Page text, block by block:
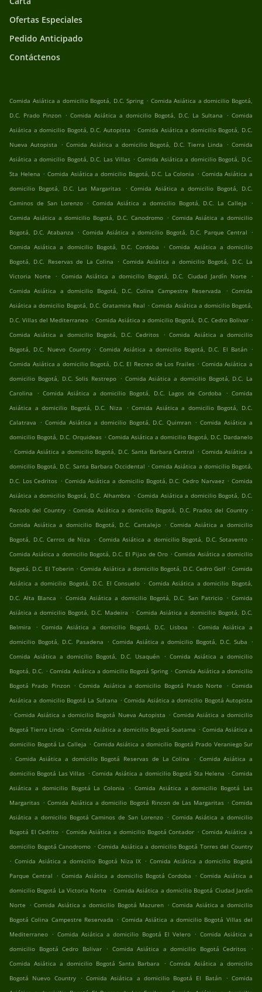
Ofertas Especiales
Pedido Anticipado
Contáctenos
Comida Asiática a domicilio Bogotá, D.C. Spring . Comida Asiática a domicilio Bogotá,
D.C. Prado Pinzon . Comida Asiática a domicilio Bogotá, D.C. La Sultana . Comida
Asiática a domicilio Bogotá, D.C. Autopista . Comida Asiática a domicilio Bogotá, D.C.
Nueva Autopista . Comida Asiática a domicilio Bogotá, D.C. Tierra Linda . Comida
Asiática a domicilio Bogotá, D.C. Las Villas . Comida Asiática a domicilio Bogotá, D.C.
Sta Helena . Comida Asiática a domicilio Bogotá, D.C. La Colonia . Comida Asiática a
domicilio Bogotá, D.C. Las Margaritas . Comida Asiática a domicilio Bogotá, D.C.
Caminos de San Lorenzo . Comida Asiática a domicilio Bogotá, D.C. La Calleja
.
Comida Asiática a domicilio Bogotá, D.C. Canodromo . Comida Asiática a domicilio
Bogotá, D.C. Atabanza . Comida Asiática a domicilio Bogotá, D.C. Parque Central .
Comida Asiática a domicilio Bogotá, D.C. Cordoba
. Comida Asiática a domicilio
Bogotá, D.C. Reservas de La Colina . Comida Asiática a domicilio Bogotá, D.C. La
Victoria Norte
. Comida Asiática a domicilio Bogotá, D.C. Ciudad Jardín Norte
.
Comida Asiática a domicilio Bogotá, D.C. Colina Campestre Reservada
. Comida
Asiática a domicilio Bogotá, D.C. Gratamira Real . Comida Asiática a domicilio Bogotá,
D.C. Villas del Mediterraneo . Comida Asiática a domicilio Bogotá, D.C. Cedro Bolivar .
Comida Asiática a domicilio Bogotá, D.C. Cedritos . Comida Asiática a domicilio
Bogotá, D.C. Nuevo Country . Comida Asiática a domicilio Bogotá, D.C. El Batán .
Comida Asiática a domicilio Bogotá, D.C. El Recreo de Los Frailes . Comida Asiática a
domicilio Bogotá, D.C. Solis Restrepo . Comida Asiática a domicilio Bogotá, D.C. La
Carolina
. Comida Asiática a domicilio Bogotá, D.C. Lagos de Cordoba . Comida
Asiática a domicilio Bogotá, D.C. Niza
. Comida Asiática a domicilio Bogotá, D.C.
Calatrava . Comida Asiática a domicilio Bogotá, D.C. Quimran . Comida Asiática a
domicilio Bogotá, D.C. Orquideas . Comida Asiática a domicilio Bogotá, D.C. Dardanelo
. Comida Asiática a domicilio Bogotá, D.C. Santa Barbara Central . Comida Asiática a
domicilio Bogotá, D.C. Santa Barbara Occidental . Comida Asiática a domicilio Bogotá,
D.C. Los Cedritos . Comida Asiática a domicilio Bogotá, D.C. Cedro Narvaez . Comida
Asiática a domicilio Bogotá, D.C. Alhambra . Comida Asiática a domicilio Bogotá, D.C.
Recodo del Country . Comida Asiática a domicilio Bogotá, D.C. Prados del Country .
Comida Asiática a domicilio Bogotá, D.C. Cantalejo . Comida Asiática a domicilio
Bogotá, D.C. Cerros de Niza . Comida Asiática a domicilio Bogotá, D.C. Sotavento .
Comida Asiática a domicilio Bogotá, D.C. El Pijao de Oro . Comida Asiática a domicilio
Bogotá, D.C. El Toberin . Comida Asiática a domicilio Bogotá, D.C. Cedro Golf . Comida
Asiática a domicilio Bogotá, D.C. El Consuelo . Comida Asiática a domicilio Bogotá,
D.C. Alta Blanca
. Comida Asiática a domicilio Bogotá, D.C. San Patricio . Comida
Asiática a domicilio Bogotá, D.C. Madeira . Comida Asiática a domicilio Bogotá, D.C.
Belmira
. Comida Asiática a domicilio Bogotá, D.C. Lisboa . Comida Asiática a
domicilio Bogotá, D.C. Pasadena . Comida Asiática a domicilio Bogotá, D.C. Suba .
Comida Asiática a domicilio Bogotá, D.C. Usaquén . Comida Asiática a domicilio
Bogotá, D.C. . Comida Asiática a domicilio Bogotá Spring . Comida Asiática a domicilio
Bogotá Prado Pinzon . Comida Asiática a domicilio Bogotá Prado Norte . Comida
Asiática a domicilio Bogotá La Sultana . Comida Asiática a domicilio Bogotá Autopista
. Comida Asiática a domicilio Bogotá Nueva Autopista . Comida Asiática a domicilio
Bogotá Tierra Linda . Comida Asiática a domicilio Bogotá Soatama . Comida Asiática a
domicilio Bogotá La Calleja . Comida Asiática a domicilio Bogotá Prado Veraniego Sur
. Comida Asiática a domicilio Bogotá Reservas de La Colina . Comida Asiática a
domicilio Bogotá Las Villas . Comida Asiática a domicilio Bogotá Sta Helena . Comida
Asiática a domicilio Bogotá La Colonia
. Comida Asiática a domicilio Bogotá Las
Margaritas . Comida Asiática a domicilio Bogotá Rincon de Las Margaritas . Comida
Asiática a domicilio Bogotá Caminos de San Lorenzo . Comida Asiática a domicilio
Bogotá El Cedrito . Comida Asiática a domicilio Bogotá Contador . Comida Asiática a
domicilio Bogotá Canodromo . Comida Asiática a domicilio Bogotá Torres del Country
. Comida Asiática a domicilio Bogotá Niza IX . Comida Asiática a domicilio Bogotá
Parque Central . Comida Asiática a domicilio Bogotá Cordoba . Comida Asiática a
domicilio Bogotá La Victoria Norte . Comida Asiática a domicilio Bogotá Ciudad Jardín
Norte . Comida Asiática a domicilio Bogotá Mazuren . Comida Asiática a domicilio
Bogotá Colina Campestre Reservada . Comida Asiática a domicilio Bogotá Villas del
Mediterraneo . Comida Asiática a domicilio Bogotá El Velero . Comida Asiática a
domicilio Bogotá Cedro Bolivar
. Comida Asiática a domicilio Bogotá Cedritos
.
Comida Asiática a domicilio Bogotá Santa Barbara
. Comida Asiática a domicilio
Bogotá Nuevo Country
. Comida Asiática a domicilio Bogotá El Batán . Comida